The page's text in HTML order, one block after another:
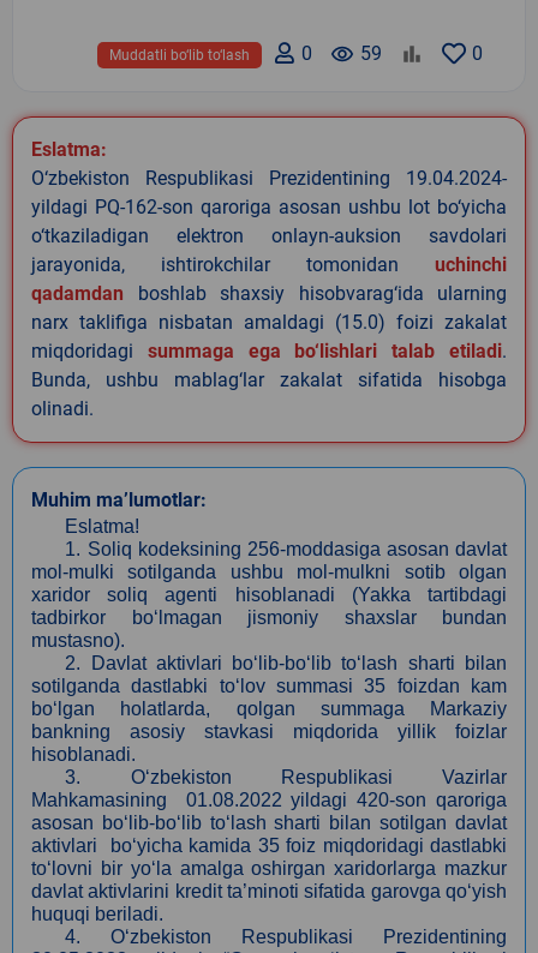
0
remove_red_eye 59
0
Muddatli bo‘lib to‘lash
Eslatma:
O‘zbekiston Respublikasi Prezidentining 19.04.2024-
yildagi PQ-162-son qaroriga asosan ushbu lot bo‘yicha
o‘tkaziladigan elektron onlayn-auksion savdolari
jarayonida, ishtirokchilar tomonidan uchinchi
qadamdan boshlab shaxsiy hisobvarag‘ida ularning
narx taklifiga nisbatan amaldagi (15.0) foizi zakalat
miqdoridagi summaga ega bo‘lishlari talab etiladi.
Bunda, ushbu mablag‘lar zakalat sifatida hisobga
olinadi.
Muhim ma’lumotlar:
Eslatma!
1. Soliq kodeksining 256-moddasiga asosan davlat
mol-mulki sotilganda ushbu mol-mulkni sotib olgan
xaridor soliq agenti hisoblanadi (Yakka tartibdagi
tadbirkor bo‘lmagan jismoniy shaxslar bundan
mustasno).
2. Davlat aktivlari bo‘lib-bo‘lib to‘lash sharti bilan
sotilganda dastlabki to‘lov summasi 35 foizdan kam
bo‘lgan holatlarda, qolgan summaga Markaziy
bankning asosiy stavkasi miqdorida yillik foizlar
hisoblanadi.
3. O‘zbekiston Respublikasi Vazirlar
Mahkamasining 01.08.2022 yildagi 420-son qaroriga
asosan bo‘lib-bo‘lib to‘lash sharti bilan sotilgan davlat
aktivlari bo‘yicha kamida 35 foiz miqdoridagi dastlabki
to‘lovni bir yo‘la amalga oshirgan xaridorlarga mazkur
davlat aktivlarini kredit ta’minoti sifatida garovga qo‘yish
huquqi beriladi.
4. O‘zbekiston Respublikasi Prezidentining